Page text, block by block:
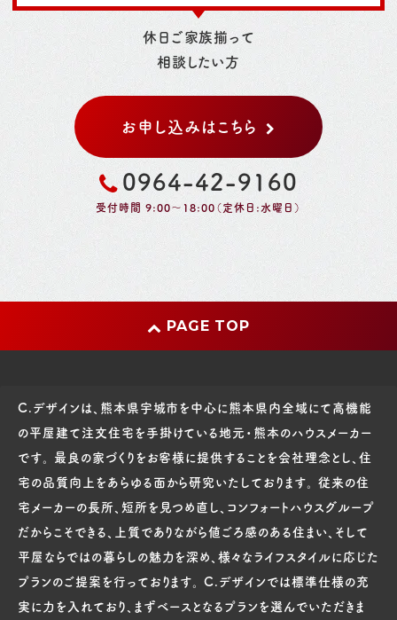
休日ご家族揃って
相談したい方
お申し込みはこちら
0964-42-9160
受付時間 9:00～18:00（定休日:水曜日）
PAGE TOP
C.デザインは、熊本県宇城市を中心に熊本県内全域にて高機能
の平屋建て注文住宅を手掛けている地元・熊本のハウスメーカー
です。 最良の家づくりをお客様に提供することを会社理念とし、住
宅の品質向上をあらゆる面から研究いたしております。 従来の住
宅メーカーの長所、短所を見つめ直し、コンフォートハウスグループ
だからこそできる、上質でありながら値ごろ感のある住まい、そして
平屋ならではの暮らしの魅力を深め、様々なライフスタイルに応じた
プランのご提案を行っております。 C.デザインでは標準仕様の充
実に力を入れており、まずベースとなるプランを選んでいただきま